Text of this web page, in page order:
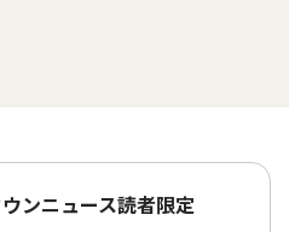
ンニュース読者限定